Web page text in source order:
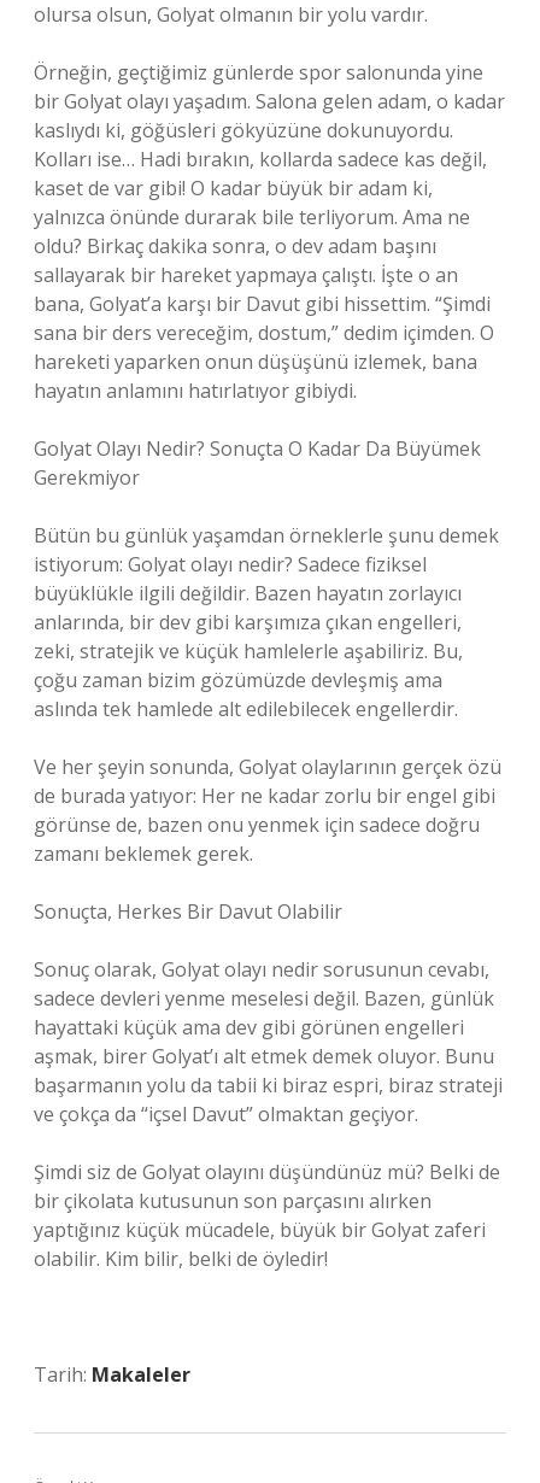
olursa olsun, Golyat olmanın bir yolu vardır.
Örneğin, geçtiğimiz günlerde spor salonunda yine
bir Golyat olayı yaşadım. Salona gelen adam, o kadar
kaslıydı ki, göğüsleri gökyüzüne dokunuyordu.
Kolları ise… Hadi bırakın, kollarda sadece kas değil,
kaset de var gibi! O kadar büyük bir adam ki,
yalnızca önünde durarak bile terliyorum. Ama ne
oldu? Birkaç dakika sonra, o dev adam başını
sallayarak bir hareket yapmaya çalıştı. İşte o an
bana, Golyat’a karşı bir Davut gibi hissettim. “Şimdi
sana bir ders vereceğim, dostum,” dedim içimden. O
hareketi yaparken onun düşüşünü izlemek, bana
hayatın anlamını hatırlatıyor gibiydi.
Golyat Olayı Nedir? Sonuçta O Kadar Da Büyümek
Gerekmiyor
Bütün bu günlük yaşamdan örneklerle şunu demek
istiyorum: Golyat olayı nedir? Sadece fiziksel
büyüklükle ilgili değildir. Bazen hayatın zorlayıcı
anlarında, bir dev gibi karşımıza çıkan engelleri,
zeki, stratejik ve küçük hamlelerle aşabiliriz. Bu,
çoğu zaman bizim gözümüzde devleşmiş ama
aslında tek hamlede alt edilebilecek engellerdir.
Ve her şeyin sonunda, Golyat olaylarının gerçek özü
de burada yatıyor: Her ne kadar zorlu bir engel gibi
görünse de, bazen onu yenmek için sadece doğru
zamanı beklemek gerek.
Sonuçta, Herkes Bir Davut Olabilir
Sonuç olarak, Golyat olayı nedir sorusunun cevabı,
sadece devleri yenme meselesi değil. Bazen, günlük
hayattaki küçük ama dev gibi görünen engelleri
aşmak, birer Golyat’ı alt etmek demek oluyor. Bunu
başarmanın yolu da tabii ki biraz espri, biraz strateji
ve çokça da “içsel Davut” olmaktan geçiyor.
Şimdi siz de Golyat olayını düşündünüz mü? Belki de
bir çikolata kutusunun son parçasını alırken
yaptığınız küçük mücadele, büyük bir Golyat zaferi
olabilir. Kim bilir, belki de öyledir!
Tarih: Makaleler